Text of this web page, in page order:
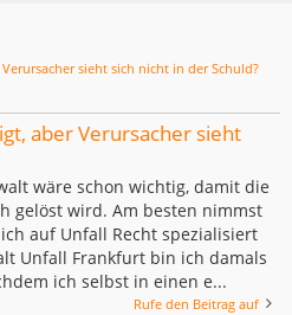
sieht sich nicht in der Schuld?
aber Verursacher sieht
wäre schon wichtig, damit die
gelöst wird. Am besten nimmst
auf Unfall Recht spezialisiert
Unfall Frankfurt bin ich damals
ich selbst in einen e...
Rufe den Beitrag auf